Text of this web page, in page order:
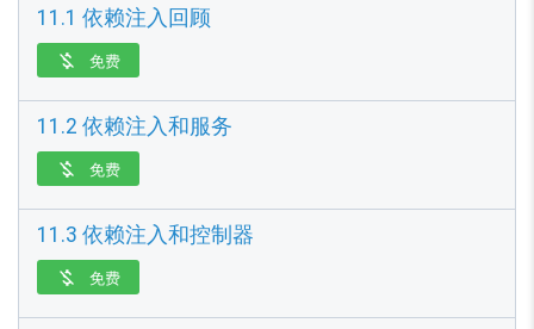
11.1 依赖注入回顾
 免费
11.2 依赖注入和服务
 免费
11.3 依赖注入和控制器
 免费